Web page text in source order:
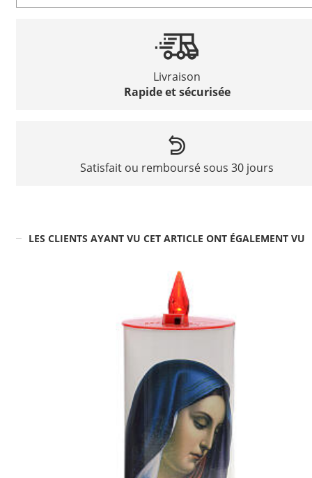
Livraison
Rapide et sécurisée
Satisfait ou remboursé sous 30 jours
LES CLIENTS AYANT VU CET ARTICLE ONT ÉGALEMENT VU